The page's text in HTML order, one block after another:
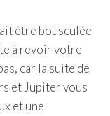
être bousculée
à revoir votre
car la suite de
et Jupiter vous
et une